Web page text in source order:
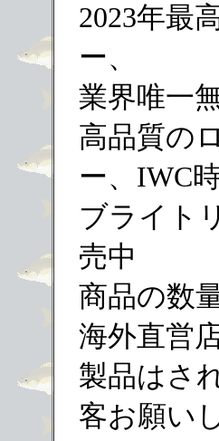
2023年最
ー、
業界唯一
高品質の
ー、IWC
ブライト
売中
商品の数
海外直営
製品はさ
客お願い